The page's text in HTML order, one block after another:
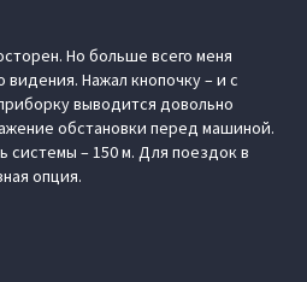
Но больше всего меня
видения. Нажал кнопочку – и с
выводится довольно
обстановки перед машиной.
системы – 150 м. Для поездок в
опция.